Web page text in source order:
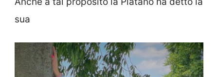
sua